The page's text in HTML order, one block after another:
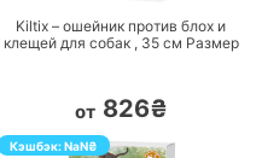
Kiltix – ошейник против блох и
клещей для собак , 35 см Размер
от 826₴
Кэшбэк:NaN₴